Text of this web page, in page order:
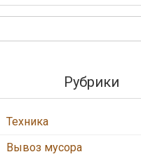
Рубрики
Техника
Вывоз мусора